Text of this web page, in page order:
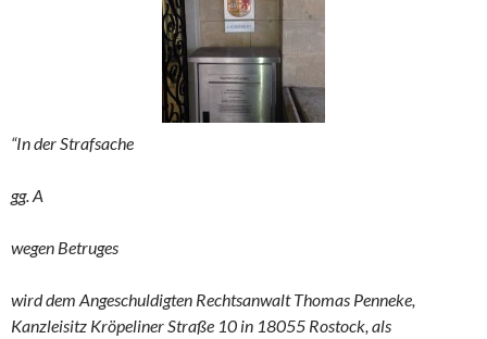
“In der Strafsache
gg. A
wegen Betruges
wird dem Angeschuldigten Rechtsanwalt Thomas Penneke,
Kanzleisitz Kröpeliner Straße 10 in 18055 Rostock, als